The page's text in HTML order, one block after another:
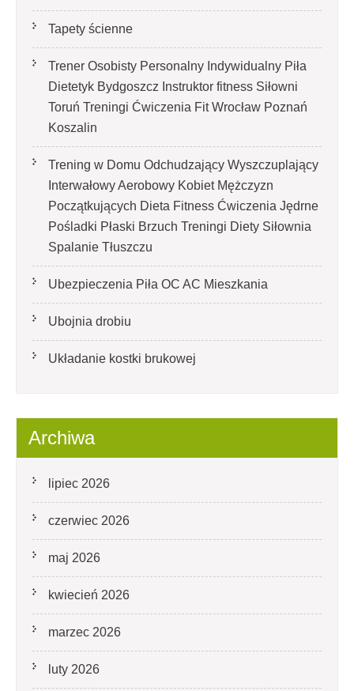
Tapety ścienne
Trener Osobisty Personalny Indywidualny Piła
Dietetyk Bydgoszcz Instruktor fitness Siłowni
Toruń Treningi Ćwiczenia Fit Wrocław Poznań
Koszalin
Trening w Domu Odchudzający Wyszczuplający
Interwałowy Aerobowy Kobiet Mężczyzn
Początkujących Dieta Fitness Ćwiczenia Jędrne
Pośladki Płaski Brzuch Treningi Diety Siłownia
Spalanie Tłuszczu
Ubezpieczenia Piła OC AC Mieszkania
Ubojnia drobiu
Układanie kostki brukowej
Archiwa
lipiec 2026
czerwiec 2026
maj 2026
kwiecień 2026
marzec 2026
luty 2026